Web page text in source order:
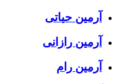
آرمین حیاتی
آرمین رازانی
آرمین رام